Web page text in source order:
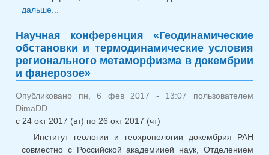
дальше...
Научная конференция «Геодинамические
обстановки и термодинамические условия
регионального метаморфизма в докембрии
и фанерозое»
Опубликовано пн, 6 фев 2017 - 13:07 пользователем
DimaDD
с 24 окт 2017 (вт) по 26 окт 2017 (чт)
Институт геологии и геохронологии докембрия РАН
совместно с Российской академиией наук, Отделением